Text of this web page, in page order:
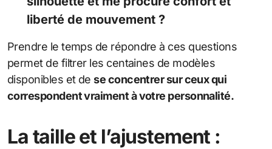
liberté de mouvement ?
Prendre le temps de répondre à ces questions
permet de filtrer les centaines de modèles
disponibles et dese concentrer sur ceux qui
correspondent vraiment à votre personnalité.
La taille et l’ajustement :